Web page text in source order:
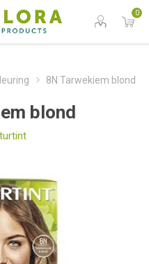
0
8N Tarwekiem blond
blond